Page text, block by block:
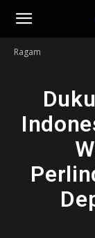
Manuver
Ragam